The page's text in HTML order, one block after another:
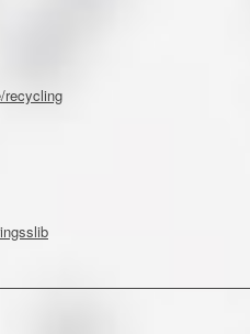
recycling